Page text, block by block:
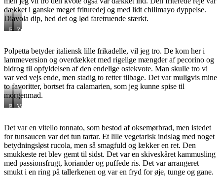
dækket i ganske meget frituredej og med lidt chilimayo dyppelse.
Diavola dip, hed det og lød faretruende stærkt.
FriteretZucchini
Polpetta betyder italiensk lille frikadelle, vil jeg tro. De kom her i
lammeversion og overdækket med rigelige mængder af pecorino og
bidrog til opfyldelsen af den endelige ostekvote. Man skulle tro vi
var ved vejs ende, men stadig to retter tilbage. Det var muligvis mine
to favoritter, bortset fra calamarien, som jeg kunne spise til
morgenmad.
Polpetta
Vitello
Det var en vitello tonnato, som bestod af oksemørbrad, men istedet
for tunsaucen var det tun tartar. Et lille vegetarisk indslag med noget
betydningsløst rucola, men så smagfuld og lækker en ret. Den
smukkeste ret blev gemt til sidst. Det var en skiveskåret kammusling
med passionsfrugt, koriander og puffede ris. Det var arrangeret
smukt i en ring på tallerkenen og var en fryd for øje, tunge og gane.